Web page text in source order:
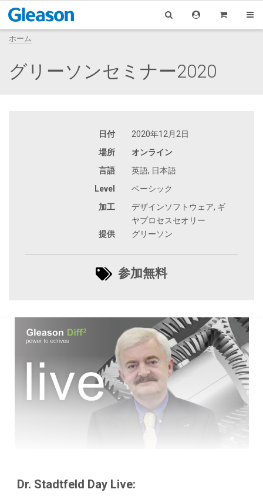
ホーム
グリーソンセミナー2020
日付
2020年12月2日
場所
オンライン
言語
英語, 日本語
Level
ベーシック
加工
デザインソフトウェア, ギ
ヤプロセスセオリー
提供
グリーソン
参加無料
Dr. Stadtfeld Day Live: